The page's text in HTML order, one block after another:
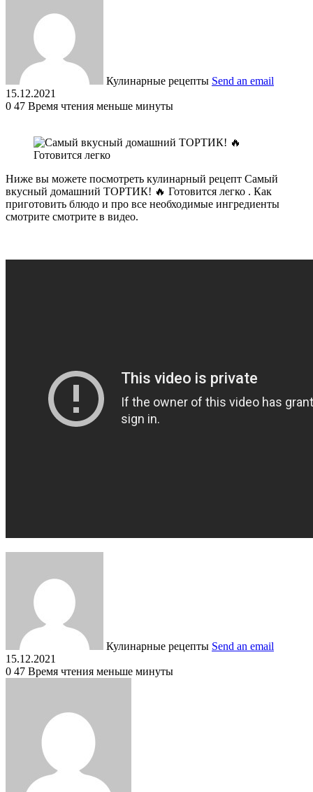
Кулинарные рецепты Send an email
15.12.2021
0 47 Время чтения меньше минуты
Ниже вы можете посмотреть кулинарный рецепт Самый
вкусный домашний ТОРТИК! 🔥 Готовится легко . Как
приготовить блюдо и про все необходимые ингредиенты
смотрите смотрите в видео.
Кулинарные рецепты Send an email
15.12.2021
0 47 Время чтения меньше минуты